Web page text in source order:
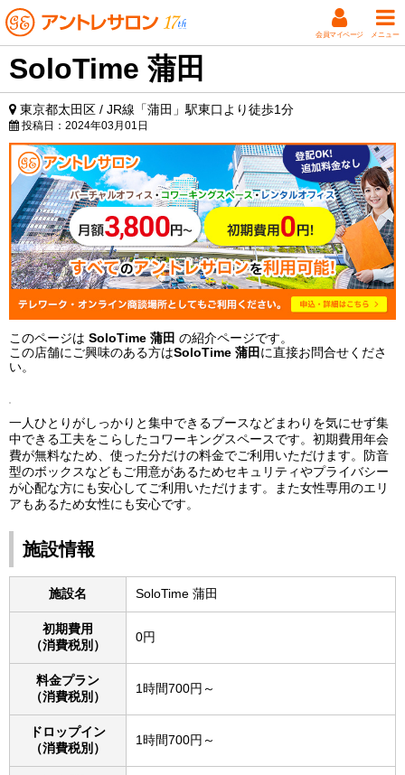
会員マイページ メニュー
SoloTime 蒲田
東京都太田区 / JR線「蒲田」駅東口より徒歩1分
投稿日： 2024年03月01日
このページは SoloTime 蒲田 の紹介ページです。
この店舗にご興味のある方はSoloTime 蒲田 に直接お問合せくださ
い。
一人ひとりがしっかりと集中できるブースなどまわりを気にせず集
中できる工夫をこらしたコワーキングスペースです。初期費用年会
費が無料なため、使った分だけの料金でご利用いただけます。防音
型のボックスなどもご用意があるためセキュリティやプライバシー
が心配な方にも安心してご利用いただけます。また女性専用のエリ
アもあるため女性にも安心です。
施設情報
施設名 SoloTime 蒲田
初期費用
（消費税別）
0円
料金プラン
（消費税別）
1時間700円～
ドロップイン
（消費税別）
1時間700円～